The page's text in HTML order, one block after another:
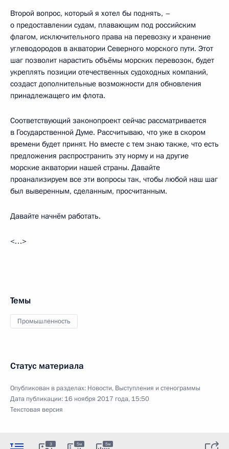
Второй вопрос, который я хотел бы поднять, –
о предоставлении судам, плавающим под российским
флагом, исключительного права на перевозку и хранение
углеводородов в акватории Северного морского пути. Этот
шаг позволит нарастить объёмы морских перевозок, будет
укреплять позиции отечественных судоходных компаний,
создаст дополнительные возможности для обновления
принадлежащего им флота.
Соответствующий законопроект сейчас рассматривается
в Государственной Думе. Рассчитываю, что уже в скором
времени будет принят. Но вместе с тем знаю также, что есть
предложения распространить эту норму и на другие
морские акватории нашей страны. Давайте
проанализируем все эти вопросы так, чтобы любой наш шаг
был выверенным, сделанным, просчитанным.
Давайте начнём работать.
<…>
Темы
Промышленность
Статус материала
Опубликован в разделах: Новости, Выступления и стенограммы
Дата публикации: 16 ноября 2017 года, 15:50
Текстовая версия
3 5м 5м